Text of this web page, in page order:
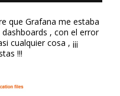
que Grafana me estaba
, con el error
cualquier cosa , ¡¡¡
!!!